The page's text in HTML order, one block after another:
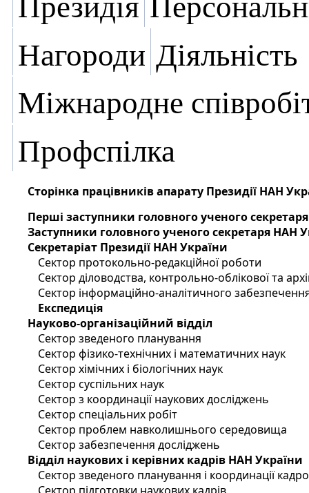
Президія
Нагороди Діяльність
Міжнародне
Профспілка
Сторінка працівників апарату Президії НАН
Перші заступники головного ученого
Заступники головного ученого секретаря НАН
Секретаріат Президії НАН України
Сектор протокольно-редакційної роботи
Сектор діловодства, контрольно-облікової та
Сектор інформаційно-аналітичного
Експедиція
Науково-організаційний відділ
Сектор зведеного планування
Сектор фізико-технічних і математичних наук
Сектор хімічних і біологічних наук
Сектор суспільних наук
Сектор з координації наукових досліджень
Сектор спеціальних робіт
Сектор проблем навколишнього середовища
Сектор забезпечення досліджень
Відділ наукових і керівних кадрів НАН України
Сектор зведеного планування і координації